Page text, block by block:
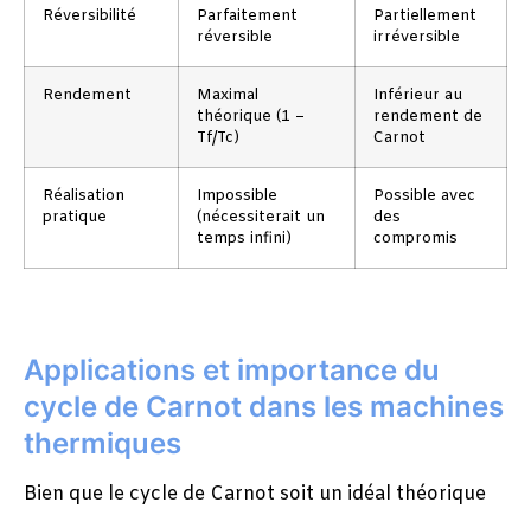
Réversibilité
Parfaitement
réversible
Partiellement
irréversible
Rendement
Maximal
théorique (1 –
Tf/Tc)
Inférieur au
rendement de
Carnot
Réalisation
pratique
Impossible
(nécessiterait un
temps infini)
Possible avec
des
compromis
Applications et importance du
cycle de Carnot dans les machines
thermiques
Bien que le cycle de Carnot soit un idéal théorique